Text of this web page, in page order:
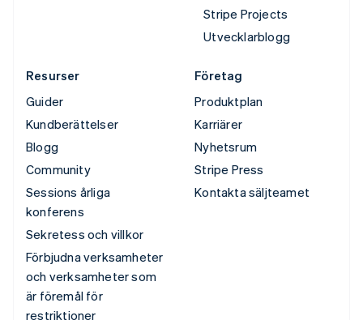
Stripe Projects
Utvecklarblogg
Resurser
Guider
Kundberättelser
Blogg
Community
Sessions årliga
konferens
Sekretess och villkor
Förbjudna verksamheter
och verksamheter som
är föremål för
restriktioner
Företag
Produktplan
Karriärer
Nyhetsrum
Stripe Press
Kontakta säljteamet